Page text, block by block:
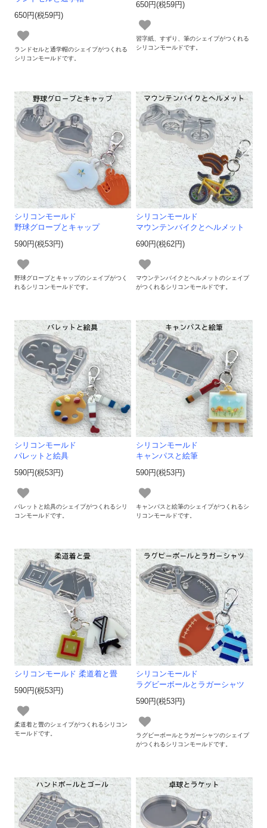
650円(税59円)
ランドセルと通学帽のシェイプがつくれる
シリコンモールドです。
650円(税59円)
習字紙、すずり、筆のシェイプがつくれる
シリコンモールドです。
シリコンモールド
野球グローブとキャップ
590円(税53円)
野球グローブとキャップのシェイプがつく
れるシリコンモールドです。
シリコンモールド
マウンテンバイクとヘルメット
690円(税62円)
マウンテンバイクとヘルメットのシェイプ
がつくれるシリコンモールドです。
シリコンモールド
パレットと絵具
590円(税53円)
パレットと絵具のシェイプがつくれるシリ
コンモールドです。
シリコンモールド
キャンパスと絵筆
590円(税53円)
キャンパスと絵筆のシェイプがつくれるシ
リコンモールドです。
シリコンモールド 柔道着と畳
590円(税53円)
柔道着と畳のシェイプがつくれるシリコン
モールドです。
シリコンモールド
ラグビーボールとラガーシャツ
590円(税53円)
ラグビーボールとラガーシャツのシェイプ
がつくれるシリコンモールドです。